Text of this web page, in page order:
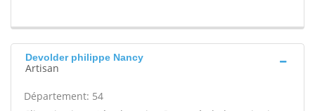
Devolder philippe Nancy
Artisan
Département: 54